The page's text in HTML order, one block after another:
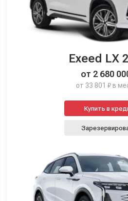
Exeed LX
от 2 680
от 33 801 ₽ в
Купить в